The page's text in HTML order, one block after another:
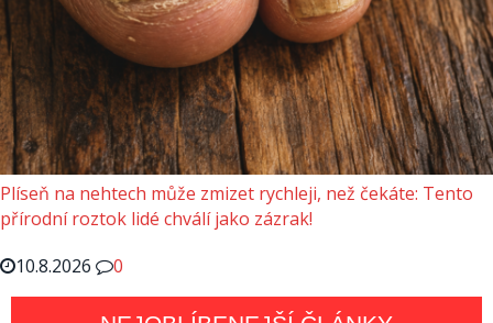
Plíseň na nehtech může zmizet rychleji, než čekáte: Tento
přírodní roztok lidé chválí jako zázrak!
10.8.2026
0